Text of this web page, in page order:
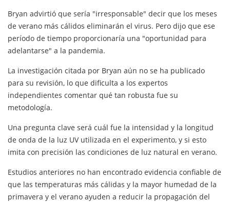
Bryan advirtió que sería "irresponsable" decir que los meses
de verano más cálidos eliminarán el virus. Pero dijo que ese
período de tiempo proporcionaría una "oportunidad para
adelantarse" a la pandemia.
La investigación citada por Bryan aún no se ha publicado
para su revisión, lo que dificulta a los expertos
independientes comentar qué tan robusta fue su
metodología.
Una pregunta clave será cuál fue la intensidad y la longitud
de onda de la luz UV utilizada en el experimento, y si esto
imita con precisión las condiciones de luz natural en verano.
Estudios anteriores no han encontrado evidencia confiable de
que las temperaturas más cálidas y la mayor humedad de la
primavera y el verano ayuden a reducir la propagación del